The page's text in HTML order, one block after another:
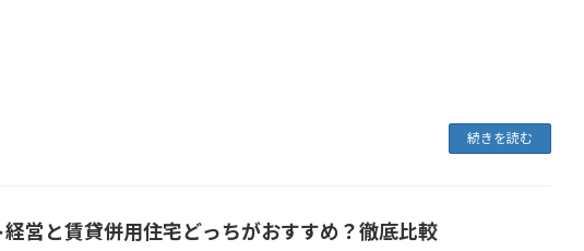
続きを読む
営と賃貸併用住宅どっちがおすすめ？徹底比較